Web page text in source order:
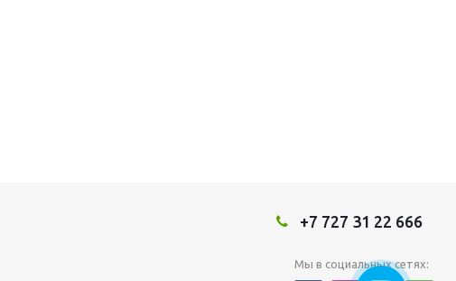
+7 727 31 22 666
Мы в социальных сетях: